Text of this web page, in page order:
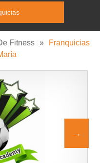
Fitness »
Franquicias